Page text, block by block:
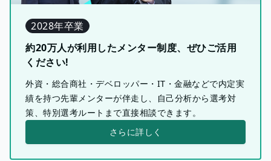
2028年卒業
約20万人が利用したメンター制度、ぜひご活用
ください!
外資・総合商社・デベロッパー・IT・金融などで内定実
績を持つ先輩メンターが伴走し、自己分析から選考対
策、特別選考ルートまで直接相談できます。
さらに詳しく